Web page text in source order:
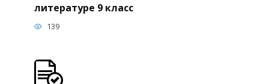
литературе 9 класс
139